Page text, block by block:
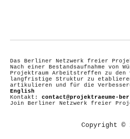
Das Berliner Netzwerk freier
Nach einer Bestandsaufnahme von
Projektraum Arbeitstreffen zu den
langfristige Struktur zu etablieren,
artikulieren und für die
English
Kontakt: contact@projektraeume-
Join Berliner Netzwerk freier
Copyright ©